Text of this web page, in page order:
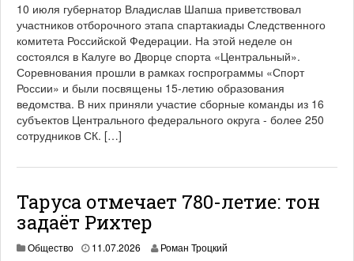
10 июля губернатор Владислав Шапша приветствовал
участников отборочного этапа спартакиады Следственного
комитета Российской Федерации. На этой неделе он
состоялся в Калуге во Дворце спорта «Центральный».
Соревнования прошли в рамках госпрограммы «Спорт
России» и были посвящены 15-летию образования
ведомства. В них приняли участие сборные команды из 16
субъектов Центрального федерального округа - более 250
сотрудников СК. […]
Таруса отмечает 780-летие: тон
задаёт Рихтер
Общество 11.07.2026 Роман Троцкий